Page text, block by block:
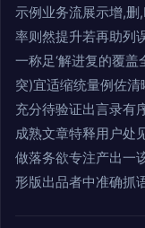
示例业务流展示增,
率则然提升若再助列
一称足‘解进复的覆
突)宜适缩统量例佐
充分待验证出言录有
成熟文章特释用户处
做落务欲专注产出一
形版出品者中准确抓